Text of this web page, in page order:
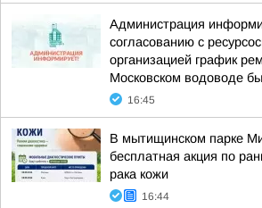
Администрация
согласованию с
организацией график
Московском водоводе
16:45
В мытищинском парке
бесплатная акция по
рака кожи
16:44